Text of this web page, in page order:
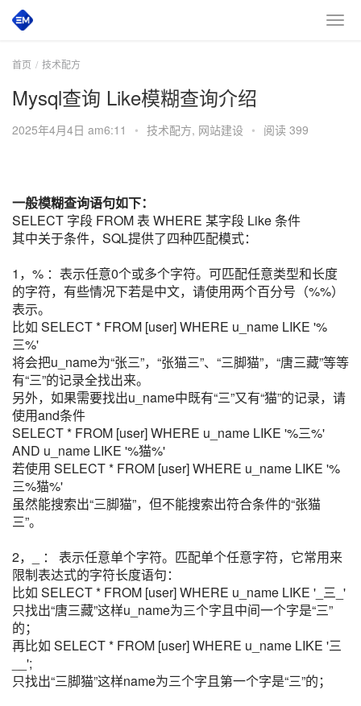
首页 技术配方
Mysql查询 Like模糊查询介绍
2025年4月4日 am6:11 • 技术配方, 网站建设 • 阅读 399
一般模糊查询语句如下：
SELECT 字段 FROM 表 WHERE 某字段 Like 条件
其中关于条件，SQL提供了四种匹配模式：
1，% ：表示任意0个或多个字符。可匹配任意类型和长度
的字符，有些情况下若是中文，请使用两个百分号（%%）
表示。
比如 SELECT * FROM [user] WHERE u_name LIKE '%
三%'
将会把u_name为“张三”，“张猫三”、“三脚猫”，“唐三藏”等等
有“三”的记录全找出来。
另外，如果需要找出u_name中既有“三”又有“猫”的记录，请
使用and条件
SELECT * FROM [user] WHERE u_name LIKE '%三%'
AND u_name LIKE '%猫%'
若使用 SELECT * FROM [user] WHERE u_name LIKE '%
三%猫%'
虽然能搜索出“三脚猫”，但不能搜索出符合条件的“张猫
三”。
2，_ ： 表示任意单个字符。匹配单个任意字符，它常用来
限制表达式的字符长度语句：
比如 SELECT * FROM [user] WHERE u_name LIKE '_三_'
只找出“唐三藏”这样u_name为三个字且中间一个字是“三”
的；
再比如 SELECT * FROM [user] WHERE u_name LIKE '三
__';
只找出“三脚猫”这样name为三个字且第一个字是“三”的；